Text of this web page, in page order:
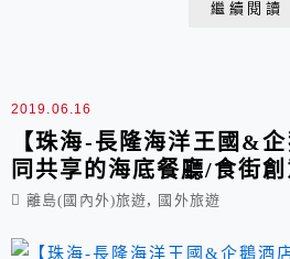
繼續閱讀
2019.06.16
【珠海-長隆海洋王國&
同共享的海底餐廳/食街
離島(國內外)旅遊, 國外旅遊